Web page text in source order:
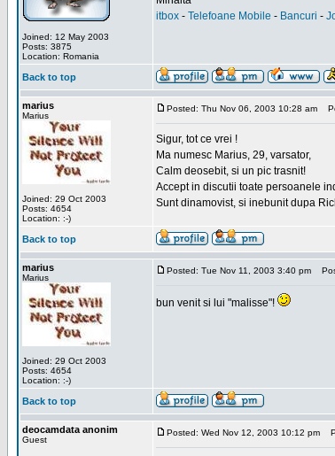
Joined: 12 May 2003
Posts: 3875
Location: Romania
itbox - Telefoane Mobile - Bancuri -
Back to top
marius
Marius
Joined: 29 Oct 2003
Posts: 4654
Location: :-)
Posted: Thu Nov 06, 2003 10:28 am
Sigur, tot ce vrei !
Ma numesc Marius, 29, varsator,
Calm deosebit, si un pic trasnit!
Accept in discutii toate persoanele
Sunt dinamovist, si inebunit dupa
Back to top
marius
Marius
Joined: 29 Oct 2003
Posts: 4654
Location: :-)
Posted: Tue Nov 11, 2003 3:40 pm
bun venit si lui "malisse"!
Back to top
deocamdata anonim
Guest
Posted: Wed Nov 12, 2003 10:12 pm